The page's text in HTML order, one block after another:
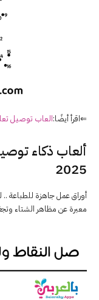
⇐اقرأ أيضًا:العاب توصيل
ألعاب ذكاء
2025
أوراق عمل جاهزة للطباعة ..
معبرة عن مظاهر الشتاء